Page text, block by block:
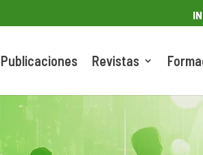
Publicaciones Revistas